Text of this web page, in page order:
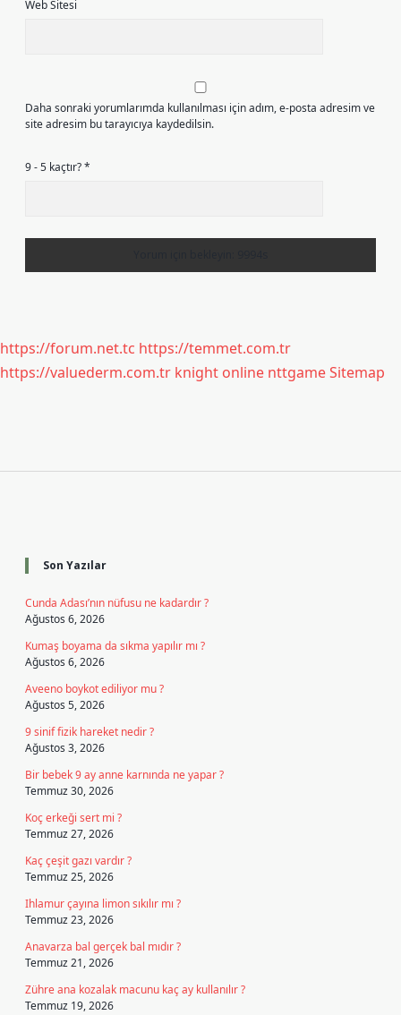
Web Sitesi
Daha sonraki yorumlarımda kullanılması için adım, e-posta adresim ve
site adresim bu tarayıcıya kaydedilsin.
9 - 5 kaçtır?*
https://forum.net.tc https://temmet.com.tr
https://valuederm.com.tr knight online nttgameSitemap
Son Yazılar
Cunda Adası’nın nüfusu ne kadardır ?
Ağustos 6, 2026
Kumaş boyama da sıkma yapılır mı ?
Ağustos 6, 2026
Aveeno boykot ediliyor mu ?
Ağustos 5, 2026
9 sinif fizik hareket nedir ?
Ağustos 3, 2026
Bir bebek 9 ay anne karnında ne yapar ?
Temmuz 30, 2026
Koç erkeği sert mi ?
Temmuz 27, 2026
Kaç çeşit gazı vardır ?
Temmuz 25, 2026
Ihlamur çayına limon sıkılır mı ?
Temmuz 23, 2026
Anavarza bal gerçek bal mıdır ?
Temmuz 21, 2026
Zühre ana kozalak macunu kaç ay kullanılır ?
Temmuz 19, 2026